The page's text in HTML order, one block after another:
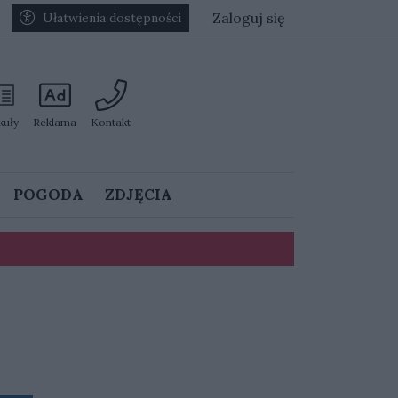
Ułatwienia dostępności Zaloguj się
Reklama Kontakt
POGODA ZDJĘCIA